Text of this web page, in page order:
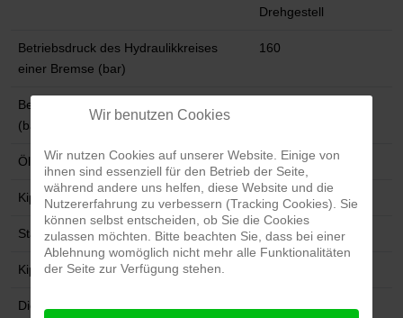
Drehgestell
Betriebsdruck des Hydraulikkreises
einer Bremse (bar)
160
Betriebsdruck des Hydraulikkreises
(bar)
Ölbedarf zum Kippen (L) 15
Kippzylinder Anzahl Stufen NAS 6
Standard Bereifung 500/50 - 17
Kippwinkel
Dicke des Bodenblechs (mm) 6
Wir benutzen Cookies
Wir nutzen Cookies auf unserer Website. Einige von
ihnen sind essenziell für den Betrieb der Seite,
während andere uns helfen, diese Website und die
Nutzererfahrung zu verbessern (Tracking Cookies). Sie
können selbst entscheiden, ob Sie die Cookies
zulassen möchten. Bitte beachten Sie, dass bei einer
Ablehnung womöglich nicht mehr alle Funktionalitäten
der Seite zur Verfügung stehen.